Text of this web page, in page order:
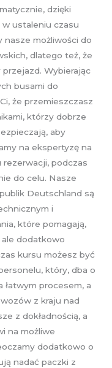
dzięki
w ustaleniu czasu
możliwości do
dlatego też, że
Wybierając
busami do
że przemieszczasz
którzy dobrze
aby
na ekspertyzę na
podczas
do celu. Nasze
Deutschland są
i
które pomagają,
dodatkowo
kursu możesz być
który, dba o
łatwym procesem, a
z kraju nad
z dokładnością, a
na możliwe
dodatkowo o
nadać paczki z